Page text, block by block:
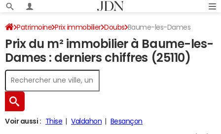
Patrimoine Prix immobilier Doubs Baume-les-Dames
Prix du m² immobilier à Baume-les-
Dames : derniers chiffres (25110)
Voir aussi : Thise Valdahon Besançon